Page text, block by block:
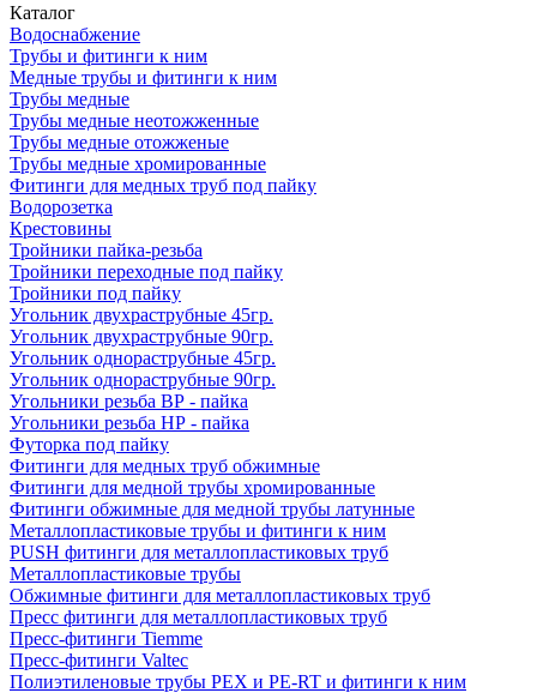
Каталог
Водоснабжение
Трубы и фитинги к ним
Медные трубы и фитинги к ним
Трубы медные
Трубы медные неотожженные
Трубы медные отожженые
Трубы медные хромированные
Фитинги для медных труб под пайку
Водорозетка
Крестовины
Тройники пайка-резьба
Тройники переходные под пайку
Тройники под пайку
Угольник двухраструбные 45гр.
Угольник двухраструбные 90гр.
Угольник однораструбные 45гр.
Угольник однораструбные 90гр.
Угольники резьба ВР - пайка
Угольники резьба НР - пайка
Футорка под пайку
Фитинги для медных труб обжимные
Фитинги для медной трубы хромированные
Фитинги обжимные для медной трубы латунные
Металлопластиковые трубы и фитинги к ним
PUSH фитинги для металлопластиковых труб
Металлопластиковые трубы
Обжимные фитинги для металлопластиковых труб
Пресс фитинги для металлопластиковых труб
Пресс-фитинги Tiemme
Пресс-фитинги Valtec
Полиэтиленовые трубы PEX и PE-RT и фитинги к ним